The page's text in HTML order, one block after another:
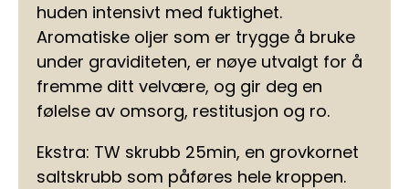
huden intensivt med fuktighet.
Aromatiske oljer som er trygge å bruke
under graviditeten, er nøye utvalgt for å
fremme ditt velvære, og gir deg en
følelse av omsorg, restitusjon og ro.
Ekstra: TW skrubb 25min, en grovkornet
saltskrubb som påføres hele kroppen.